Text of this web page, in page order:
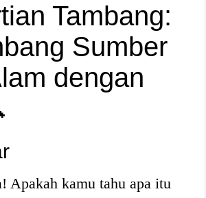
Tambang:
Sumber
dengan
Apakah kamu tahu apa itu